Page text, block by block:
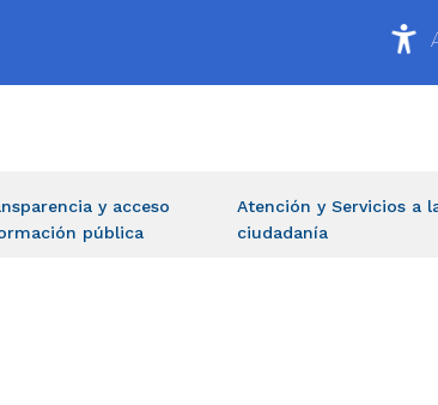
y acceso
pública
Atención y Servicios a
ciudadanía